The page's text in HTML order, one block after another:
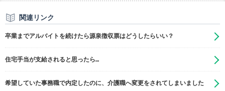
関連リンク
卒業までアルバイトを続けたら源泉徴収票はどうしたらいい？
住宅手当が支給されると思ったら…
希望していた事務職で内定したのに、介護職へ変更をされてしまいました